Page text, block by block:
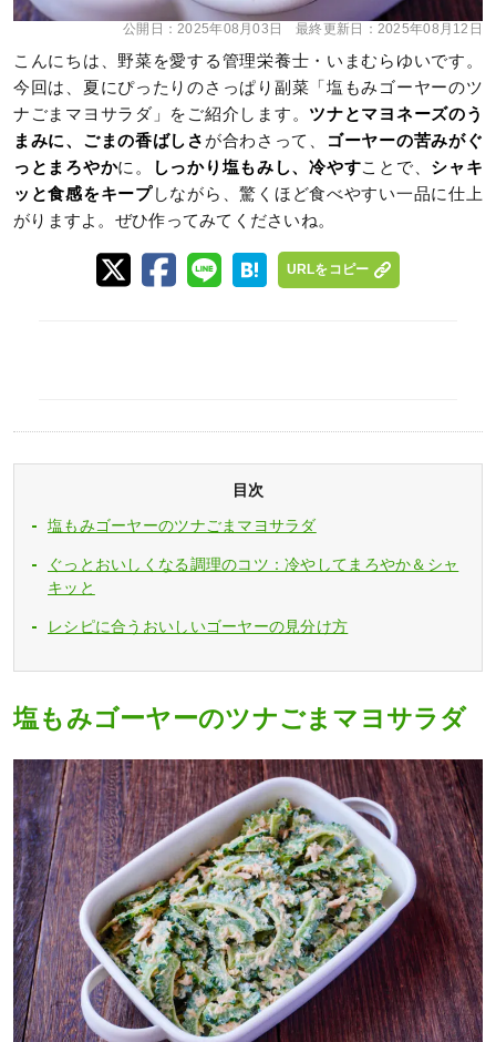
公開日：2025年08月03日 最終更新日： 2025年08月12日
こんにちは、野菜を愛する管理栄養士・いまむらゆいです。
今回は、夏にぴったりのさっぱり副菜「塩もみゴーヤーのツ
ナごまマヨサラダ」をご紹介します。 ツナとマヨネーズのう
まみに、ごまの香ばしさ が合わさって、
ゴーヤーの苦みがぐ
っとまろやかに。 しっかり塩もみし、冷やすことで、 シャキ
ッと食感をキープしながら、驚くほど食べやすい一品に仕上
がりますよ。ぜひ作ってみてくださいね。
URLをコピー
目次
塩もみゴーヤーのツナごまマヨサラダ
ぐっとおいしくなる調理のコツ：冷やしてまろやか＆シャ
キッと
レシピに合うおいしいゴーヤーの見分け方
塩もみゴーヤーのツナごまマヨサラダ